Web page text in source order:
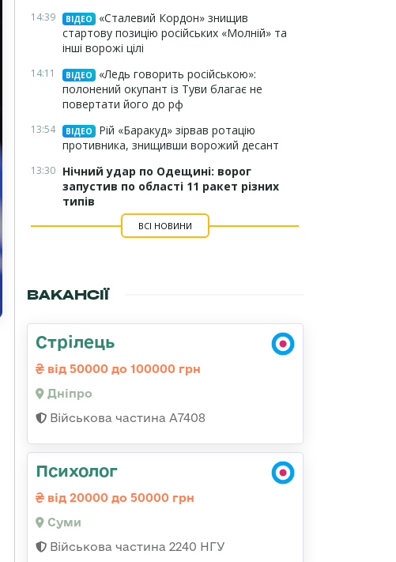
14:39 ВІДЕО
«Сталевий Кордон» знищив
стартову позицію російських «Молній» та
інші ворожі цілі
14:11 ВІДЕО
«Ледь говорить російською»:
полонений окупант із Туви благає не
повертати його до рф
13:54 ВІДЕО
Рій «Баракуд» зірвав ротацію
противника, знищивши ворожий десант
13:30 Нічний удар по Одещині: ворог
запустив по області 11 ракет різних
типів
ВСІ НОВИНИ
ВАКАНСІЇ
Стрілець
від 50000 до 100000 грн
Дніпро
Військова частина А7408
Психолог
від 20000 до 50000 грн
Суми
Військова частина 2240 НГУ